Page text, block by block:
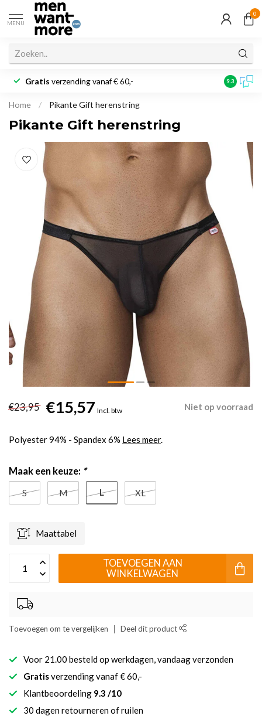
MENU
0
Gratis verzending vanaf € 60,- 9.3
Home / Pikante Gift herenstring
Pikante Gift herenstring
€23,95 €15,57 Incl. btw Niet op voorraad
Polyester 94% - Spandex 6% Lees meer.
Maak een keuze: *
S M L XL
Maattabel
TOEVOEGEN AAN
WINKELWAGEN
Toevoegen om te vergelijken Deel dit product
Voor 21.00 besteld op werkdagen, vandaag verzonden
Gratisverzending vanaf € 60,-
Klantbeoordeling 9.3 /10
30 dagen retourneren of ruilen